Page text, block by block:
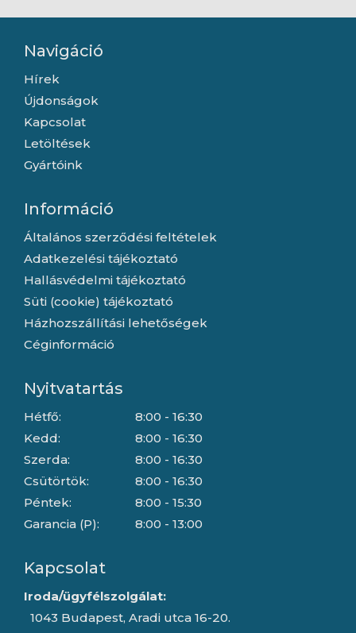
Navigáció
Hírek
Újdonságok
Kapcsolat
Letöltések
Gyártóink
Információ
Általános szerződési feltételek
Adatkezelési tájékoztató
Hallásvédelmi tájékoztató
Süti (cookie) tájékoztató
Házhozszállítási lehetőségek
Céginformáció
Nyitvatartás
Hétfő:
Kedd:
Szerda:
Csütörtök:
Péntek:
Garancia (P):
8:00 - 16:30
8:00 - 16:30
8:00 - 16:30
8:00 - 16:30
8:00 - 15:30
8:00 - 13:00
Kapcsolat
Iroda/ügyfélszolgálat:
1043 Budapest, Aradi utca 16-20.